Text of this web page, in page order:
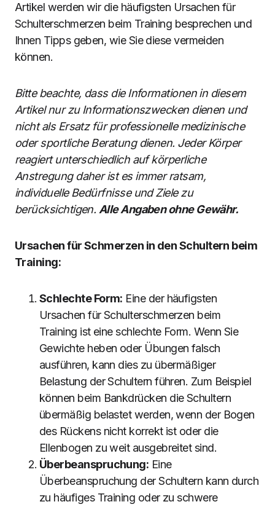
Artikel werden wir die häufigsten Ursachen für
Schulterschmerzen beim Training besprechen und
Ihnen Tipps geben, wie Sie diese vermeiden
können.
Bitte beachte, dass die Informationen in diesem
Artikel nur zu Informationszwecken dienen und
nicht als Ersatz für professionelle medizinische
oder sportliche Beratung dienen. Jeder Körper
reagiert unterschiedlich auf körperliche
Anstregung daher ist es immer ratsam,
individuelle Bedürfnisse und Ziele zu
berücksichtigen. Alle Angaben ohne Gewähr.
Ursachen für Schmerzen in den Schultern beim
Training:
Schlechte Form: Eine der häufigsten
Ursachen für Schulterschmerzen beim
Training ist eine schlechte Form. Wenn Sie
Gewichte heben oder Übungen falsch
ausführen, kann dies zu übermäßiger
Belastung der Schultern führen. Zum Beispiel
können beim Bankdrücken die Schultern
übermäßig belastet werden, wenn der Bogen
des Rückens nicht korrekt ist oder die
Ellenbogen zu weit ausgebreitet sind.
Überbeanspruchung: Eine
Überbeanspruchung der Schultern kann durch
zu häufiges Training oder zu schwere